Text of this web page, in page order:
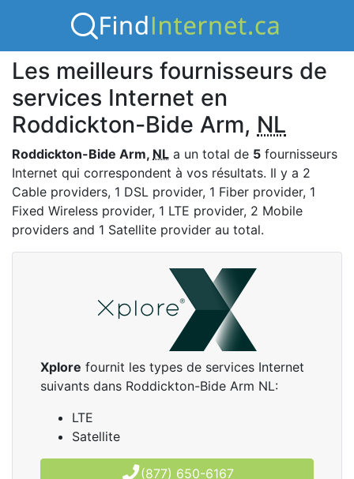
Les meilleurs fournisseurs de
services Internet en
Roddickton-Bide Arm, NL
Roddickton-Bide Arm, NL a un total de 5 fournisseurs
Internet qui correspondent à vos résultats. Il y a 2
Cable providers, 1 DSL provider, 1 Fiber provider, 1
Fixed Wireless provider, 1 LTE provider, 2 Mobile
providers and 1 Satellite provider au total.
Xplore fournit les types de services Internet
suivants dans Roddickton-Bide Arm NL:
LTE
Satellite
(877) 650-6167